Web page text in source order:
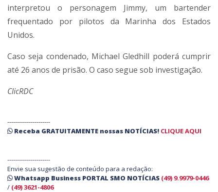
interpretou o personagem Jimmy, um bartender
frequentado por pilotos da Marinha dos Estados
Unidos.
Caso seja condenado, Michael Gledhill poderá cumprir
até 26 anos de prisão. O caso segue sob investigação.
ClicRDC
----------------------
Receba GRATUITAMENTE nossas NOTÍCIAS! CLIQUE AQUI
----------------------
Envie sua sugestão de conteúdo para a redação:
Whatsapp Business PORTAL SMO NOTÍCIAS (49) 9.9979-0446
/ (49) 3621-4806